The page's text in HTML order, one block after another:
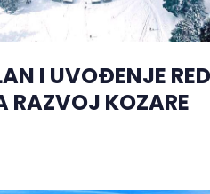
I UVOĐENJE
RAZVOJ KOZARE